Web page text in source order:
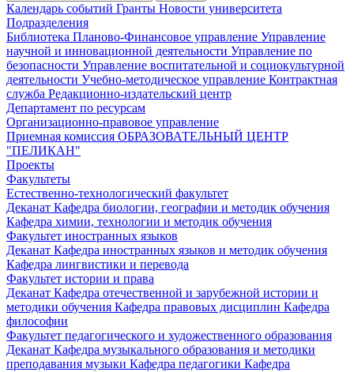
Календарь событий Гранты Новости университета
Подразделения
Библиотека Планово-Финансовое управление Управление
научной и инновационной деятельности Управление по
безопасности Управление воспитательной и социокультурной
деятельности Учебно-методическое управление Контрактная
служба Редакционно-издательский центр
Департамент по ресурсам
Организационно-правовое управление
Приемная комиссия ОБРАЗОВАТЕЛЬНЫЙ ЦЕНТР
"ПЕЛИКАН"
Проекты
Факультеты
Естественно-технологический факультет
Деканат Кафедра биологии, географии и методик обучения
Кафедра химии, технологии и методик обучения
Факультет иностранных языков
Деканат Кафедра иностранных языков и методик обучения
Кафедра лингвистики и перевода
Факультет истории и права
Деканат Кафедра отечественной и зарубежной истории и
методики обучения Кафедра правовых дисциплин Кафедра
философии
Факультет педагогического и художественного образования
Деканат Кафедра музыкального образования и методики
преподавания музыки Кафедра педагогики Кафедра